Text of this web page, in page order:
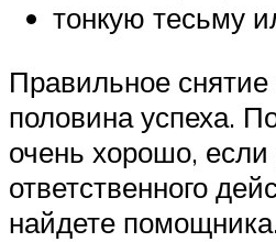
тонкую тесьму
Правильное снятие
половина успеха.
очень хорошо, если
ответственного
найдете